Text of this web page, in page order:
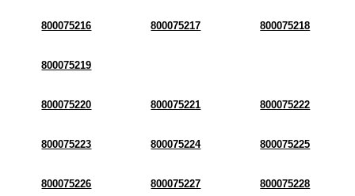
800075216 800075217 800075218
800075219
800075220 800075221 800075222
800075223 800075224 800075225
800075226 800075227 800075228